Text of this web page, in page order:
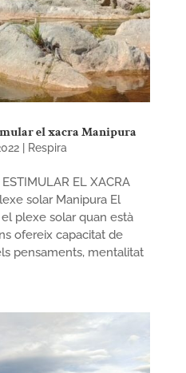
el xacra Manipura
| Respira
EL XACRA
solar Manipura El
plexe solar quan està
ofereix capacitat de
pensaments, mentalitat